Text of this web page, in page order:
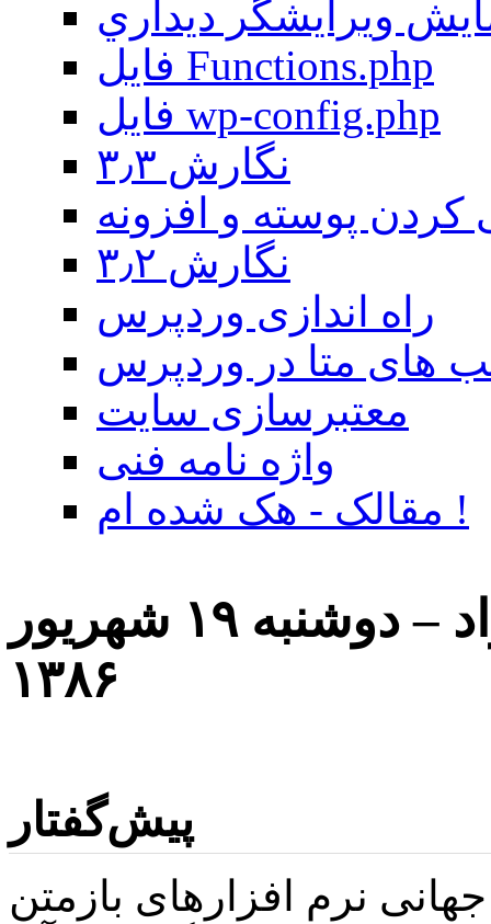
ويرايشگر ديداري
فايل Functions.php
فایل wp-config.php
نگارش ۳٫۳
پوسته و افزونه
نگارش ۳٫۲
راه اندازی وردپرس
های متا در وردپرس
معتبرسازی سایت
واژه نامه فنی
مقالک - هک شده ام !
روز جهانی نرم افزارهای آزاد – دوشنبه ۱۹ شهریور
۱۳۸۶
پیش‌گفتار
جهانی نرم افزارهای بازمتن